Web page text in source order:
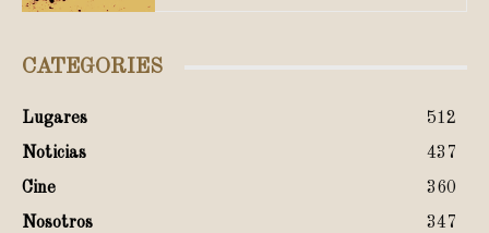
CATEGORIES
Lugares
512
Noticias
437
Cine
360
Nosotros
347